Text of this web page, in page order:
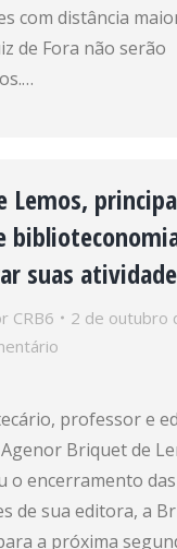
com distância
de Fora não serão
Lemos,
suas
CRB6
2 de outubro
professor e
Briquet de
o encerramento das
de sua editora, a
a próxima